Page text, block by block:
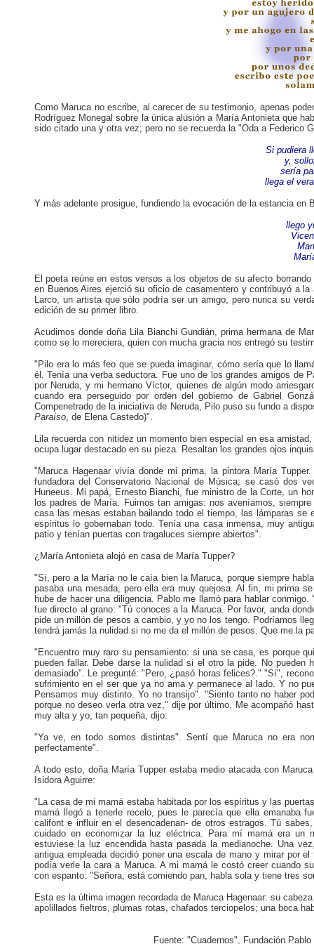
Como Maruca no escribe, al carecer de su testimonio, apenas
Rodríguez Monegal sobre la única alusión a María Antonieta que
sido citado una y otra vez; pero no se recuerda la "Oda a Federico
Si pudiera
y,
sería
llega el
Y más adelante prosigue, fundiendo la evocación de la estancia en
llego
El poeta reúne en estos versos a los objetos de su afecto
en Buenos Aires ejerció su oficio de casamentero y contribuyó a
Larco, un artista que sólo podría ser un amigo, pero nunca su
edición de su primer libro.
Acudimos donde doña Lila Bianchi Gundián, prima hermana de
como se lo mereciera, quien con mucha gracia nos entregó su
"Pilo era lo más feo que se pueda imaginar, cómo sería que lo
él. Tenía una verba seductora. Fue uno de los grandes amigos de
por Neruda, y mi hermano Víctor, quienes de algún modo
cuando era perseguido por orden del gobierno de Gabriel
Compenetrado de la iniciativa de Neruda, Pilo puso su fundo a
Paraíso, de Elena Castedo)".
Lila recuerda con nitidez un momento bien especial en esa
ocupa lugar destacado en su pieza. Resaltan los grandes ojos
"Maruca Hagenaar vivía donde mi prima, la pintora María
fundadora del Conservatorio Nacional de Música; se casó dos
Huneeus. Mi papá, Ernesto Bianchi, fue ministro de la Corte, un
los padres de María. Fuimos tan amigas: nos aveníamos,
casa las mesas estaban bailando todo el tiempo, las lámparas
espíritus lo gobernaban todo. Tenía una casa inmensa, muy
patio y tenían puertas con tragaluces siempre abiertos".
¿María Antonieta alojó en casa de María Tupper?
"Sí, pero a la María no le caía bien la Maruca, porque siempre
pasaba una mesada, pero ella era muy quejosa. Al fin, mi prima
hube de hacer una diligencia. Pablo me llamó para hablar
fue directo al grano: "Tú conoces a la Maruca. Por favor, anda
pide un millón de pesos a cambio, y yo no los tengo. Podríamos
tendrá jamás la nulidad si no me da el millón de pesos. Que me la
"Encuentro muy raro su pensamiento: si una se casa, es porque
pueden fallar. Debe darse la nulidad si el otro la pide. No
demasiado". Le pregunté: "Pero, ¿pasó horas felices?." "Sí",
sufrimiento en el ser que ya no ama y permanece al lado. Y no
Pensamos muy distinto. Yo no transijo". "Siento tanto no haber
porque no deseo verla otra vez," dije por último. Me acompañó
muy alta y yo, tan pequeña, dijo:
"Ya ve, en todo somos distintas". Sentí que Maruca no era
perfectamente".
A todo esto, doña María Tupper estaba medio atacada con
Isidora Aguirre:
"La casa de mi mamá estaba habitada por los espíritus y las
mamá
llegó a tenerle recelo, pues le parecía que ella emanaba
califont e influir en el desencadenan- de otros estragos. Tú
cuidado en economizar la luz eléctrica. Para mí mamá era un
estuviese la luz encendida hasta pasada la medianoche. Una
antigua empleada decidió poner una escala de mano y mirar por
podía verle la cara a Maruca. A mi mamá le costó creer cuando
con espanto: "Señora, está comiendo pan, habla sola y tiene tres
Esta es la última imagen recordada de Maruca Hagenaar: su
apolillados fieltros, plumas rotas, chafados terciopelos; una boca
Fuente: "Cuadernos", Fundación